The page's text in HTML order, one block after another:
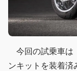
今回の試乗車は
ンキットを装着済